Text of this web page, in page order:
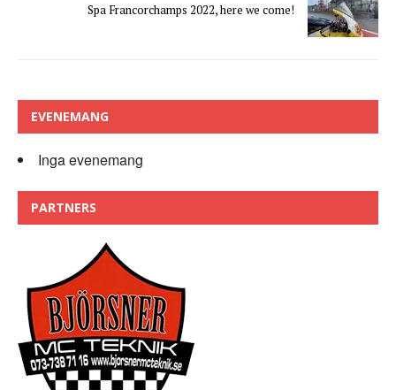
Spa Francorchamps 2022, here we come!
EVENEMANG
Inga evenemang
PARTNERS